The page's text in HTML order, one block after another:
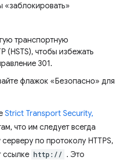
«заблокировать»
транспортную
(HSTS), чтобы избежать
301.
флажок «Безопасно» для
Strict Transport Security,
что им следует всегда
по протоколу HTTPS,
ссылке http:// . Это